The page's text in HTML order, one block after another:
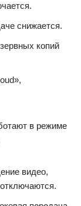
снижается.
копий
в режиме
видео,